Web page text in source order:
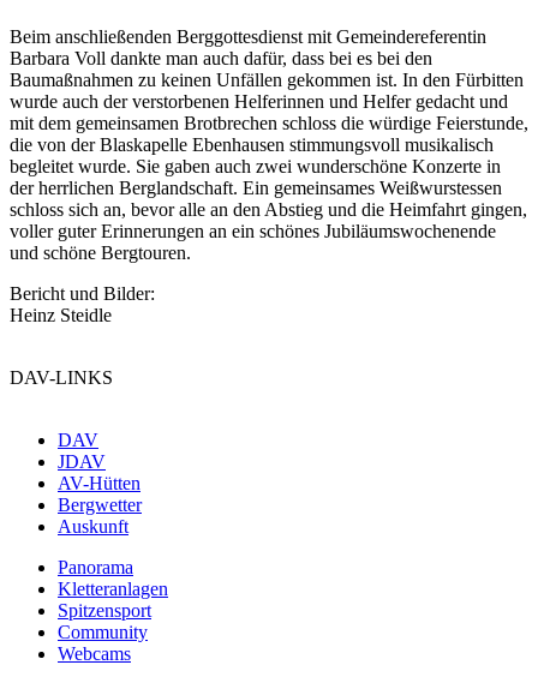
Beim anschließenden Berggottesdienst mit Gemeindereferentin
Barbara Voll dankte man auch dafür, dass bei es bei den
Baumaßnahmen zu keinen Unfällen gekommen ist. In den Fürbitten
wurde auch der verstorbenen Helferinnen und Helfer gedacht und
mit dem gemeinsamen Brotbrechen schloss die würdige Feierstunde,
die von der Blaskapelle Ebenhausen stimmungsvoll musikalisch
begleitet wurde. Sie gaben auch zwei wunderschöne Konzerte in
der herrlichen Berglandschaft. Ein gemeinsames Weißwurstessen
schloss sich an, bevor alle an den Abstieg und die Heimfahrt gingen,
voller guter Erinnerungen an ein schönes Jubiläumswochenende
und schöne Bergtouren.
Bericht und Bilder:
Heinz Steidle
DAV-LINKS
DAV
JDAV
AV-Hütten
Bergwetter
Auskunft
Panorama
Kletteranlagen
Spitzensport
Community
Webcams